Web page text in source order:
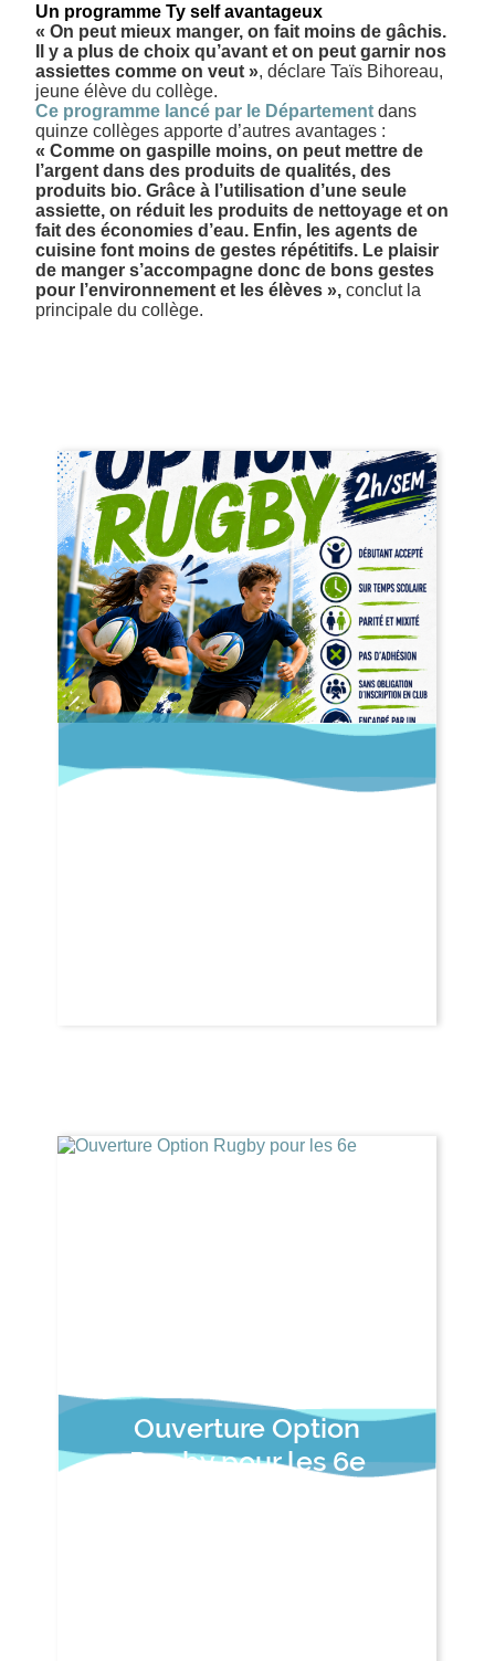
Un programme Ty self avantageux
« On peut mieux manger, on fait moins de gâchis.
Il y a plus de choix qu’avant et on peut garnir nos
assiettes comme on veut », déclare Taïs Bihoreau,
jeune élève du collège.
Ce programme lancé par le Départementdans
quinze collèges apporte d’autres avantages :
« Comme on gaspille moins, on peut mettre de
l’argent dans des produits de qualités, des
produits bio. Grâce à l’utilisation d’une seule
assiette, on réduit les produits de nettoyage et on
fait des économies d’eau. Enfin, les agents de
cuisine font moins de gestes répétitifs. Le plaisir
de manger s’accompagne donc de bons gestes
pour l’environnement et les élèves »,conclut la
principale du collège.
Ouverture Option
Rugby pour les 6e